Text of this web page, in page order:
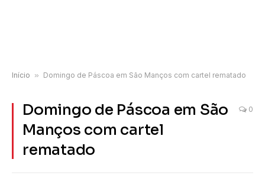
Início » Domingo de Páscoa em São Manços com cartel rematado
Domingo de Páscoa em São
Manços com cartel
rematado
0